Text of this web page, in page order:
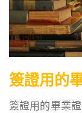
簽證用的
簽證用的畢業